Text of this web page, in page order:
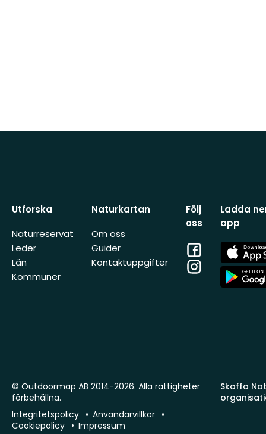
Utforska
Naturreservat
Leder
Län
Kommuner
Naturkartan
Om oss
Guider
Kontaktuppgifter
Följ
oss
Facebook
Instagram
Ladda
app
App
Store
App
Store
Skaffa
© Outdoormap AB 2014-2026. Alla rättigheter
förbehållna.
Integritetspolicy
Användarvillkor
Cookiepolicy
Impressum